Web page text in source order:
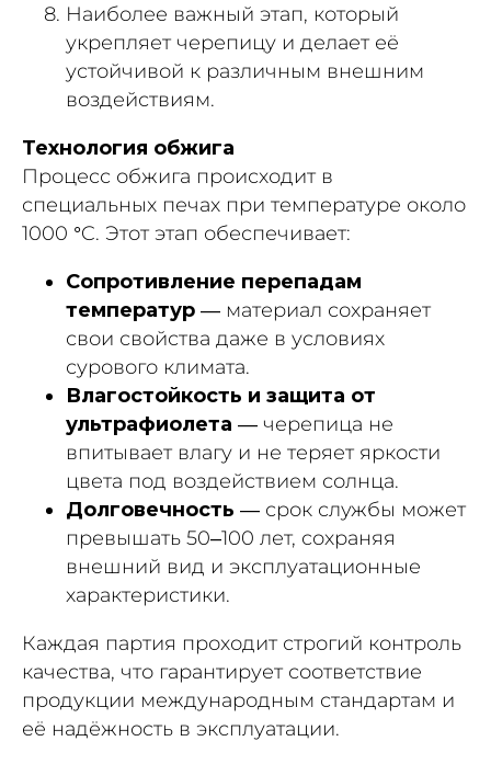
Наиболее важный этап, который
укрепляет черепицу и делает её
устойчивой к различным внешним
воздействиям.
Технология обжига
Процесс обжига происходит в
специальных печах при температуре около
1000 °C. Этот этап обеспечивает:
Сопротивление перепадам
температур — материал сохраняет
свои свойства даже в условиях
сурового климата.
Влагостойкость и защита от
ультрафиолета — черепица не
впитывает влагу и не теряет яркости
цвета под воздействием солнца.
Долговечность — срок службы может
превышать 50–100 лет, сохраняя
внешний вид и эксплуатационные
характеристики.
Каждая партия проходит строгий контроль
качества, что гарантирует соответствие
продукции международным стандартам и
её надёжность в эксплуатации.